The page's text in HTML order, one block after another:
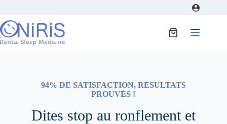
contenu
Panier
94% DE SATISFACTION, RÉSULTATS
PROUVÉS !
Dites stop au ronflement et